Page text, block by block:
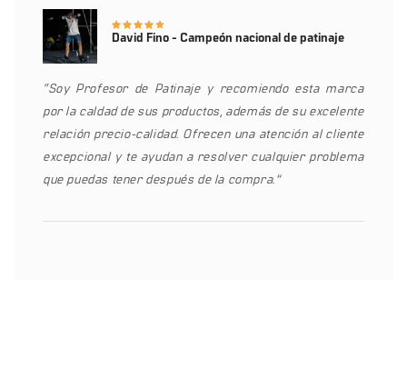
David Fino - Campeón nacional de patinaje
“Soy Profesor de Patinaje y recomiendo esta marca
por la caldad de sus productos, además de su excelente
relación precio-calidad. Ofrecen una atención al cliente
excepcional y te ayudan a resolver cualquier problema
que puedas tener después de la compra.”